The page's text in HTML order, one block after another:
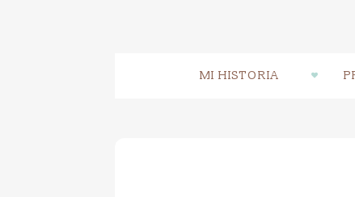
MI HISTORIA